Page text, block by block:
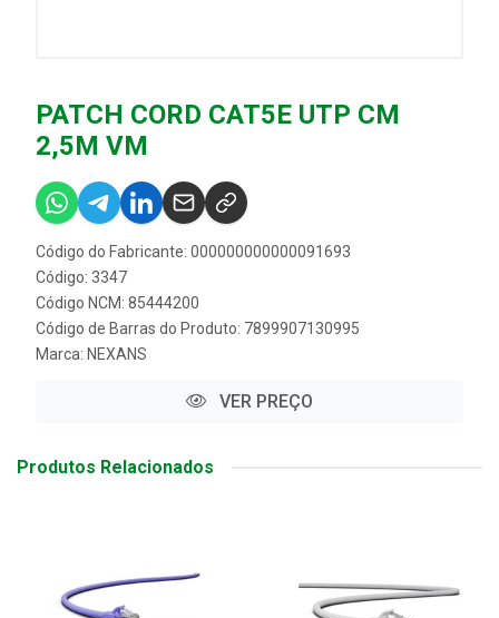
PATCH CORD CAT5E UTP CM
2,5M VM
Código do Fabricante: 000000000000091693
Código: 3347
Código NCM: 85444200
Código de Barras do Produto: 7899907130995
Marca: NEXANS
VER PREÇO
Produtos Relacionados